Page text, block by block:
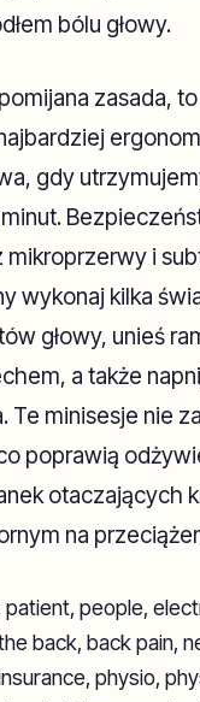
bólu głowy.
zasada,
gdy
mikroprzerwy i
wykonaj kilka
głowy, unieś
a także
Te minisesje nie
poprawią
otaczających
na